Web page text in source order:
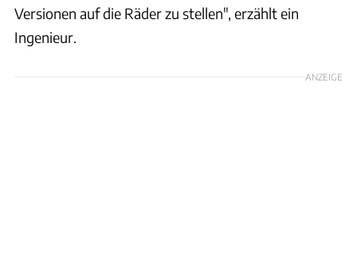
Versionen auf die Räder zu stellen", erzählt ein
Ingenieur.
ANZEIGE